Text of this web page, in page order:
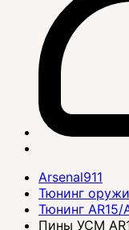
Arsenal911
Тюнинг
Тюнинг AR15/
Пины УСМ